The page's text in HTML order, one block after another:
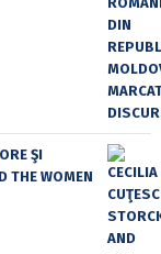
ŞI
THE WOMEN